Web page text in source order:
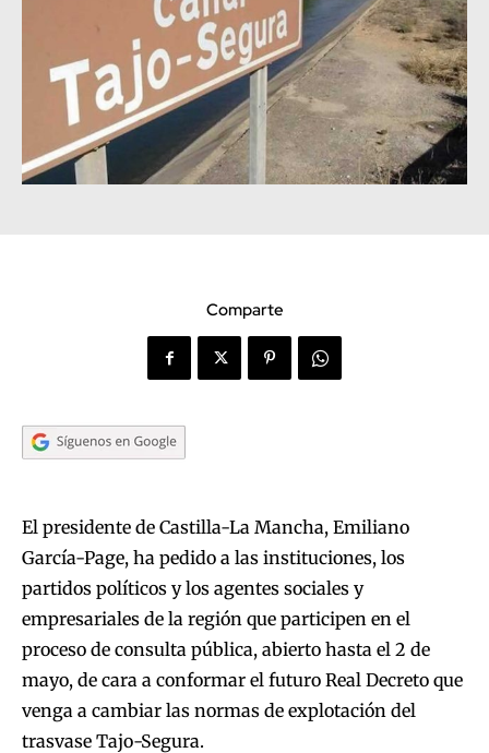
Comparte
El presidente de Castilla-La Mancha, Emiliano
García-Page, ha pedido a las instituciones, los
partidos políticos y los agentes sociales y
empresariales de la región que participen en el
proceso de consulta pública, abierto hasta el 2 de
mayo, de cara a conformar el futuro Real Decreto que
venga a cambiar las normas de explotación del
trasvase Tajo-Segura.